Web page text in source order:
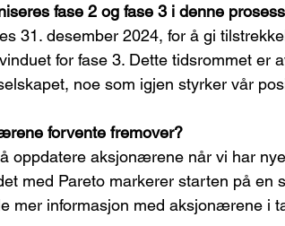
fase 2 og fase 3 i denne
31. desember 2024, for å gi
for fase 3. Dette tidsrommet er
noe som igjen styrker vår
forvente fremover?
oppdatere aksjonærene når vi har
med Pareto markerer starten på en
mer informasjon med aksjonærene i